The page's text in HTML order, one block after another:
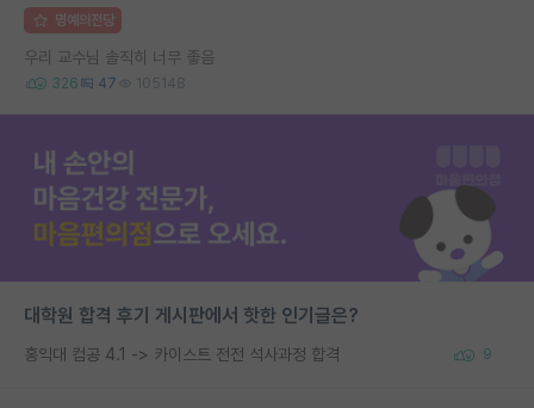
명예의전당
우리 교수님 솔직히 너무 좋음
326 47 105148
대학원 합격 후기 게시판에서 핫한 인기글은?
홍익대 컴공 4.1 -> 카이스트 전전 석사과정 합격 9